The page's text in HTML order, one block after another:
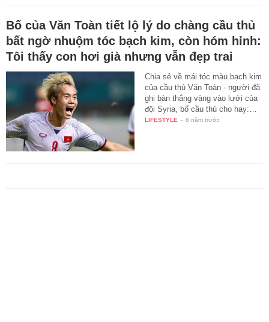
Bố của Văn Toàn tiết lộ lý do chàng cầu thủ
bất ngờ nhuộm tóc bạch kim, còn hóm hỉnh:
Tôi thấy con hơi già nhưng vẫn đẹp trai
Chia sẻ về mái tóc màu bạch kim
của cầu thủ Văn Toàn - người đã
ghi bàn thắng vàng vào lưới của
đội Syria, bố cầu thủ cho hay:…
LIFESTYLE - 8 năm trước